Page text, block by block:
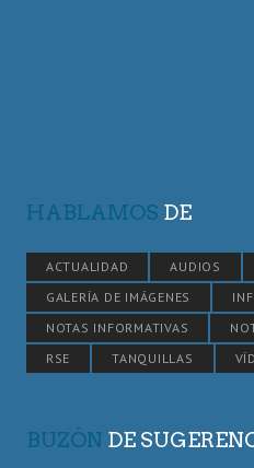
HABLAMOS DE
ACTUALIDAD AUDIOS
GALERÍA DE IMÁGENES
NOTAS INFORMATIVAS
RSE
TANQUILLAS
BUZÓN DE